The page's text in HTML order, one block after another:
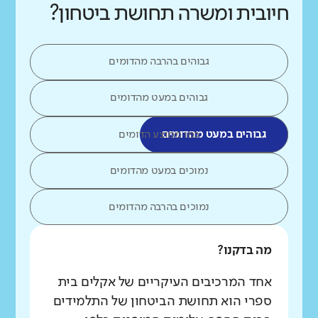
חיובית ומשרה תחושת ביטחון?
גבוהים בהרבה מהדומים
גבוהים במעט מהדומים
גבוהים במעט מהדומיםכמו ממוצע הדומים
נמוכים במעט מהדומים
נמוכים בהרבה מהדומים
מה בדקנו?
אחד המרכיבים העיקריים של אקלים בית
ספרי הוא תחושת הביטחון של התלמידים